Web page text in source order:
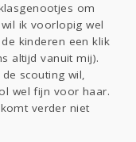
om
ik voorlopig wel
kinderen een klik
altijd vanuit mij).
scouting wil,
wel fijn voor haar.
verder niet